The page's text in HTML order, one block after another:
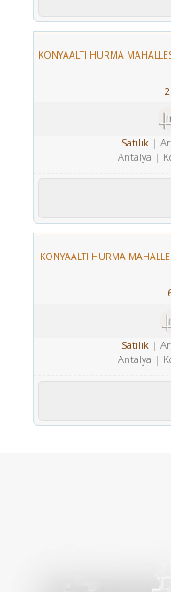
KONYAALTI HURMA
Satılık
Antalya
KONYAALTI HURMA
Satılık
Antalya